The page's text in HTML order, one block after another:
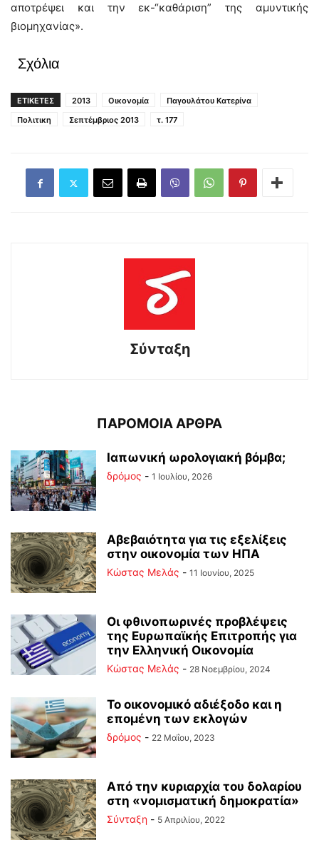
αποτρέψει και την εκ-“καθάριση” της αμυντικής
βιομηχανίας».
Σχόλια
ΕΤΙΚΕΤΕΣ 2013 Οικονομία
Παγουλάτου Κατερίνα
Πολιτικη
Σεπτέμβριος 2013 τ. 177
Σύνταξη
ΠΑΡΟΜΟΙΑ ΑΡΘΡΑ
Ιαπωνική ωρολογιακή βόμβα;
δρόμος - 1 Ιουλίου, 2026
Αβεβαιότητα για τις εξελίξεις
στην οικονομία των ΗΠΑ
Κώστας Μελάς - 11 Ιουνίου, 2025
Οι φθινοπωρινές προβλέψεις
της Ευρωπαϊκής Επιτροπής για
την Ελληνική Οικονομία
Κώστας Μελάς - 28 Νοεμβρίου, 2024
Το οικονομικό αδιέξοδο και η
επομένη των εκλογών
δρόμος - 22 Μαΐου, 2023
Από την κυριαρχία του δολαρίου
στη «νομισματική δημοκρατία»
Σύνταξη - 5 Απριλίου, 2022